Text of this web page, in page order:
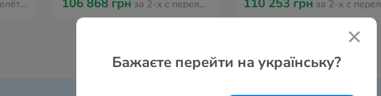
Бажаєте перейти на українську?
Оради 106 868 грн за 2-х с перелётом из Оради 110 253 грн за 2-х с перелётом из Оради